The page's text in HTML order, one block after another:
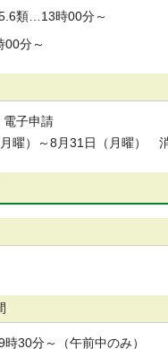
類…13時00分～
分～
電子申請
曜）～8月31日（月曜）
30分～（午前中のみ）